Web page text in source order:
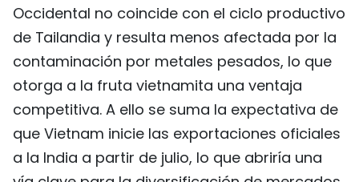
Occidental no coincide con el ciclo productivo
de Tailandia y resulta menos afectada por la
contaminación por metales pesados, lo que
otorga a la fruta vietnamita una ventaja
competitiva. A ello se suma la expectativa de
que Vietnam inicie las exportaciones oficiales
a la India a partir de julio, lo que abriría una